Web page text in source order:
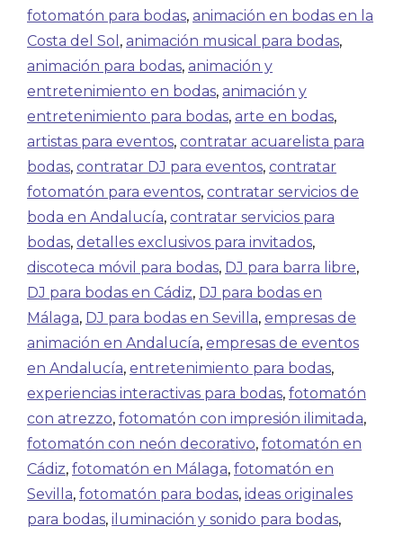
fotomatón para bodas, animación en bodas en la
Costa del Sol , animación musical para bodas,
animación para bodas, animación y
entretenimiento en bodas, animación y
entretenimiento para bodas, arte en bodas,
artistas para eventos, contratar acuarelista para
bodas, contratar DJ para eventos, contratar
fotomatón para eventos, contratar servicios de
boda en Andalucía, contratar servicios para
bodas, detalles exclusivos para invitados,
discoteca móvil para bodas, DJ para barra libre,
DJ para bodas en Cádiz, DJ para bodas en
Málaga, DJ para bodas en Sevilla, empresas de
animación en Andalucía, empresas de eventos
en Andalucía, entretenimiento para bodas,
experiencias interactivas para bodas, fotomatón
con atrezzo, fotomatón con impresión ilimitada,
fotomatón con neón decorativo, fotomatón en
Cádiz, fotomatón en Málaga, fotomatón en
Sevilla, fotomatón para bodas, ideas originales
para bodas, iluminación y sonido para bodas,